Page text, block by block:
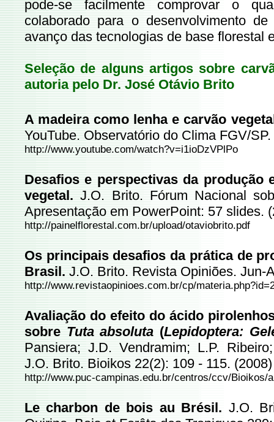
pode-se facilmente comprovar o
colaborado para o desenvolvimento
avanço das tecnologias de base florestal
Seleção de alguns artigos sobre
autoria pelo Dr. José Otávio Brito
A madeira como lenha e carvão
YouTube. Observatório do Clima FGV/
http://www.youtube.com/watch?v=i1ioDzVPlPo
Desafios e perspectivas da produção
vegetal. J.O. Brito. Fórum Nacional
Apresentação em PowerPoint: 57 slides.
http://painelflorestal.com.br/upload/otaviobrito.pdf
Os principais desafios da prática de
Brasil. J.O. Brito. Revista Opiniões. Jun-
http://www.revistaopinioes.com.br/cp/
Avaliação do efeito do ácido
sobre Tuta absoluta (Lepidoptera:
Pansiera; J.D. Vendramim; L.P.
J.O. Brito. Bioikos 22(2): 109 - 115. (2008)
http://www.puc-campinas.edu.br/centros/ccv/Bioikos/
Le charbon de bois au Brésil. J.O.